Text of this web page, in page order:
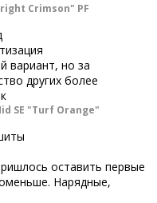
Crimson" PF
вариант, но за
других более
SE "Turf Orange"
оставить первые
Нарядные,